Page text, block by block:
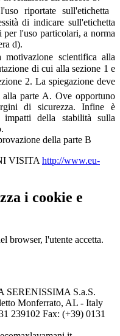
riportate sull'etichetta
di indicare sull'etichetta
l'uso particolari, a norma
d).
motivazione scientifica alla
di cui alla sezione 1 e
2. La spiegazione deve
parte A. Ove opportuno
di sicurezza. Infine è
impatti della stabilità sulla
della parte B
VISITA http://www.eu-
i cookie e
browser, l'utente accetta.
SERENISSIMA S.a.S.
Monferrato, AL - Italy
239102 Fax: (+39) 0131